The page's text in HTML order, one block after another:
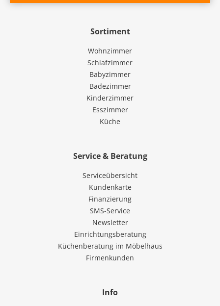
Sortiment
Wohnzimmer
Schlafzimmer
Babyzimmer
Badezimmer
Kinderzimmer
Esszimmer
Küche
Service & Beratung
Serviceübersicht
Kundenkarte
Finanzierung
SMS-Service
Newsletter
Einrichtungsberatung
Küchenberatung im Möbelhaus
Firmenkunden
Info